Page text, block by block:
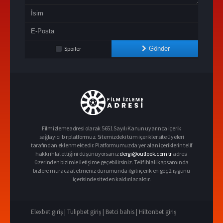
Spoiler Gönder
Filmizlemeadresi olarak 5651 Sayılı Kanun uyarınca içerik
sağlayıcı bir platformuz. Sitemizdeki tüm içerikler site üyeleri
tarafından eklenmektedir. Platformumuzda yer alan içeriklerin telif
hakkı ihlal ettiğini düşünüyorsanızdergi@outlook.com.tr adresi
üzerinden bizimle iletişime geçebilirsiniz. Telif ihlali kapsamında
bizlere müracaat etmeniz durumunda ilgili içerik en geç 2 iş günü
içerisinde siteden kaldırılacaktır.
Elexbet giriş | Tulipbet giriş | Betci bahis | Hiltonbet giriş